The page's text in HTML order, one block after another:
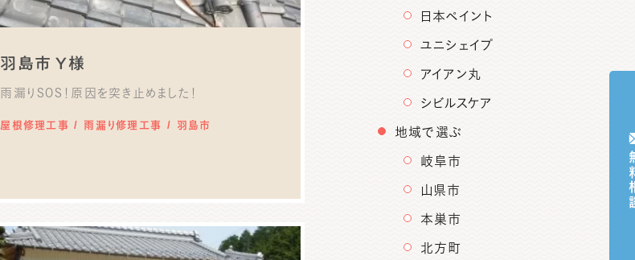
無
羽島市 Y様
雨漏りSOS！原因を突き止めました！
屋根修理工事 雨漏り修理工事 羽島市
日本ペイント
ユニシェイプ
アイアン丸
シビルスケア
地域で選ぶ
岐阜市
山県市
本巣市
北方町